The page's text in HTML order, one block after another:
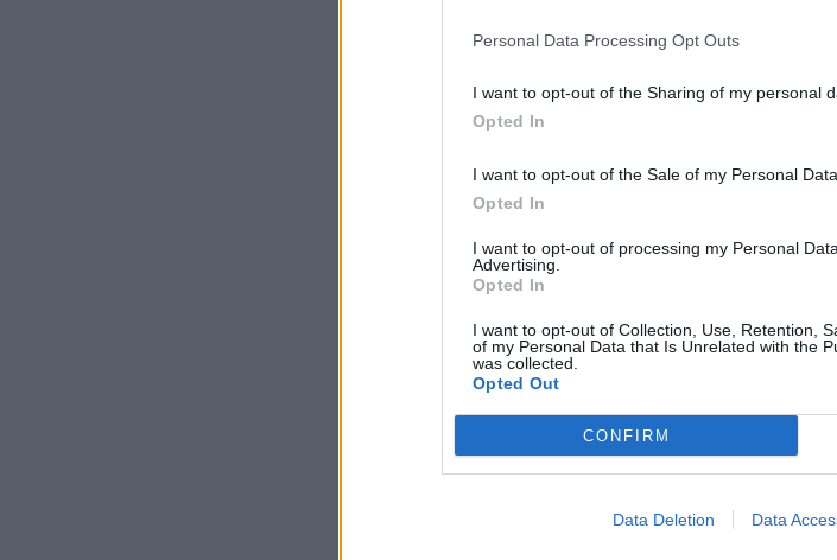
Personal Data Processing Opt Outs
I want to opt-out of the Sharing of my personal
Opted In
I want to opt-out of the Sale of my Personal Data.
Opted In
I want to opt-out of processing my Personal
Advertising.
Opted In
I want to opt-out of Collection, Use, Retention,
of my Personal Data that Is Unrelated with the
was collected.
Opted Out
CONFIRM
Data Deletion Data